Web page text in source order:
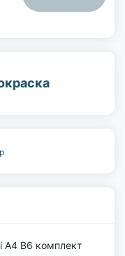
A4 B6 комплект